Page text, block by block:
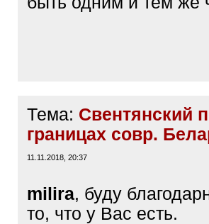
Тема: Свентянский
границах совр.
11.11.2018, 20:37
milira, буду
то, что у Вас есть.